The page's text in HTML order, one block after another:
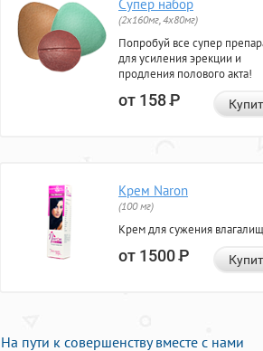
Супер набор
(2х160мг, 4х80мг)
Попробуй все супер
для усиления эрекции и
продления полового акта!
от 158Р
Крем Naron
(100 мг)
Крем для сужения
от 1500Р
На пути к совершенству вместе с нами